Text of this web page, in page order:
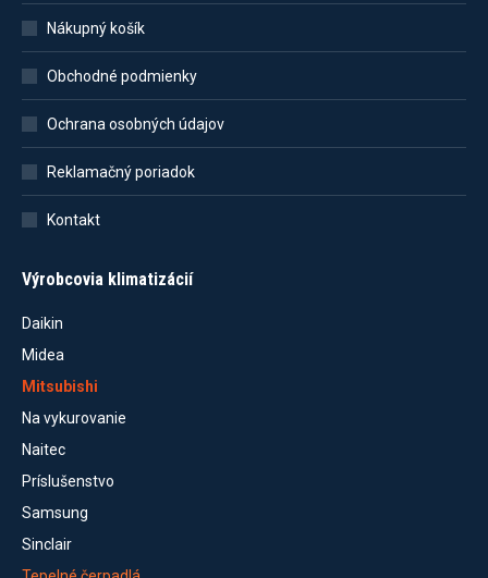
Nákupný košík
Obchodné podmienky
Ochrana osobných údajov
Reklamačný poriadok
Kontakt
Výrobcovia klimatizácií
Daikin
Midea
Mitsubishi
Na vykurovanie
Naitec
Príslušenstvo
Samsung
Sinclair